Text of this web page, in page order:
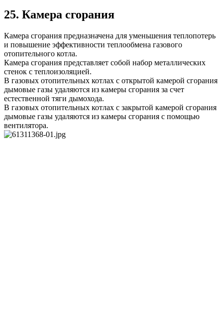
25. Камера сгорания
Камера сгорания предназначена для уменьшения теплопотерь
и повышение эффективности теплообмена газового
отопительного котла.
Камера сгорания представляет собой набор металлических
стенок с теплоизоляцией.
В газовых отопительных котлах с открытой камерой сгорания
дымовые газы удаляются из камеры сгорания за счет
естественной тяги дымохода.
В газовых отопительных котлах с закрытой камерой сгорания
дымовые газы удаляются из камеры сгорания с помощью
вентилятора.